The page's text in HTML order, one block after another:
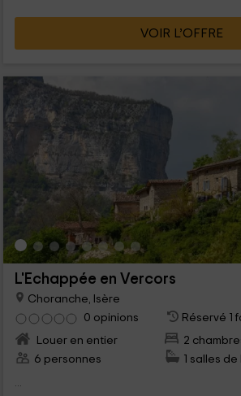
VOIR L’OFFRE
L'Echappée en Vercors
Choranche, Isère
0 opinions
Réservé 1
Louer en entier
2
6 personnes
1 salles de
...